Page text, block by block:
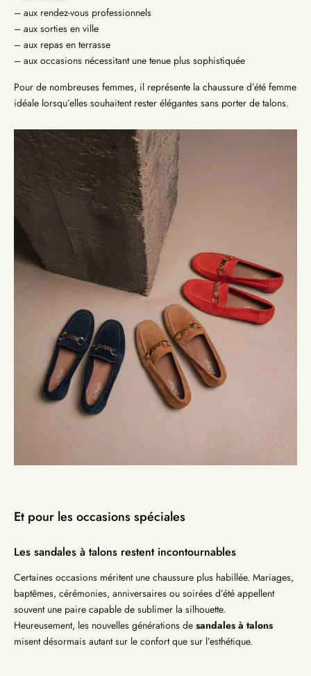
– aux rendez-vous professionnels
– aux sorties en ville
– aux repas en terrasse
– aux occasions nécessitant une tenue plus sophistiquée
Pour de nombreuses femmes, il représente la chaussure d’été femme
idéale lorsqu’elles souhaitent rester élégantes sans porter de talons.
Et pour les occasions spéciales
Les sandales à talons restent incontournables
Certaines occasions méritent une chaussure plus habillée. Mariages,
baptêmes, cérémonies, anniversaires ou soirées d’été appellent
souvent une paire capable de sublimer la silhouette.
Heureusement, les nouvelles générations de sandales à talons
misent désormais autant sur le confort que sur l’esthétique.